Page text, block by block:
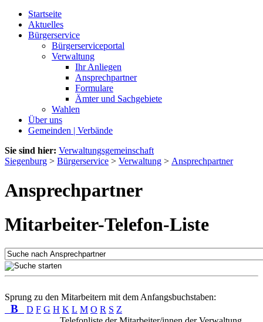
Startseite
Aktuelles
Bürgerservice
Bürgerserviceportal
Verwaltung
Ihr Anliegen
Ansprechpartner
Formulare
Ämter und Sachgebiete
Wahlen
Über uns
Gemeinden | Verbände
Sie sind hier: Verwaltungsgemeinschaft
Siegenburg > Bürgerservice > Verwaltung > Ansprechpartner
Ansprechpartner
Mitarbeiter-Telefon-Liste
Sprung zu den Mitarbeitern mit dem Anfangsbuchstaben:
B D F G H K L M O R S Z